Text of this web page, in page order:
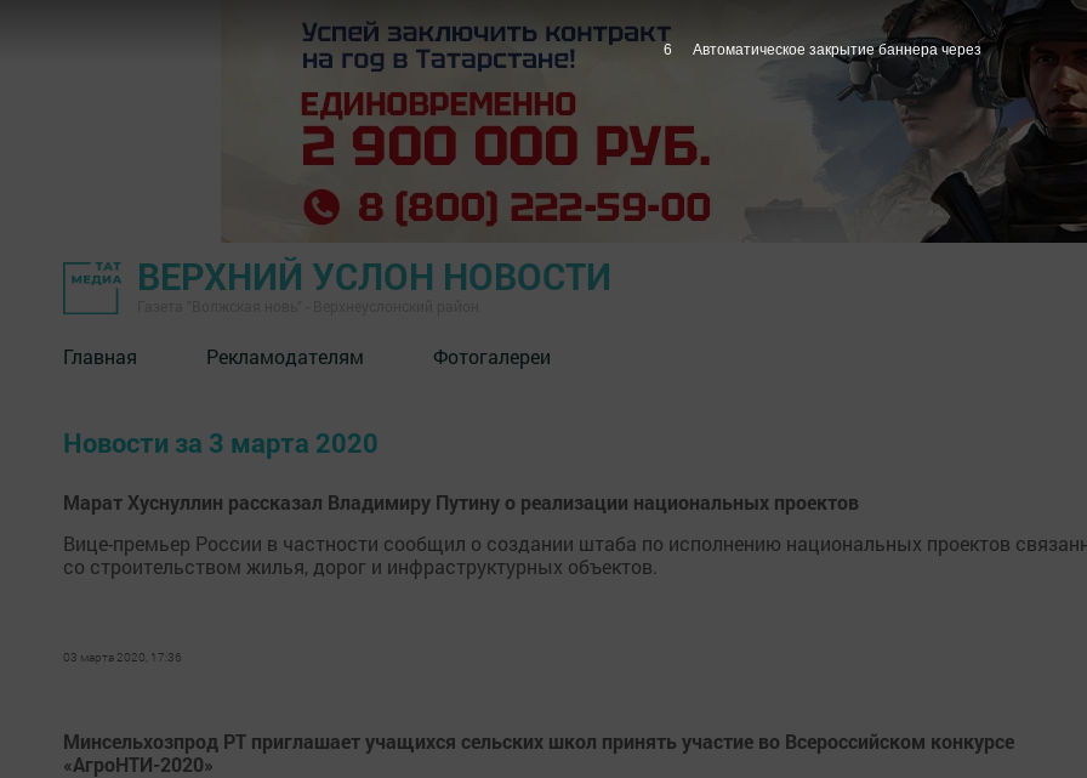
ВЕРХНИЙ УСЛОН НОВОСТИ
Главная Рекламодателям Фотогалереи
Новости за 3 марта 2020
Марат Хуснуллин рассказал Владимиру Путину о реализации национальных проектов
Вице-премьер России в частности сообщил о создании штаба по исполнению национальных проектов
со строительством жилья, дорог и инфраструктурных объектов.
03 марта 2020, 17:36
Минсельхозпрод РТ приглашает учащихся сельских школ принять участие во Всероссийском конкурсе
«АгроНТИ-2020»
5 Автоматическое закрытие баннера через